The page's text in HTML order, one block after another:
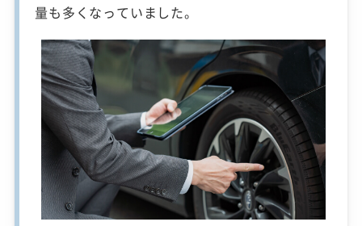
量も多くなっていました。